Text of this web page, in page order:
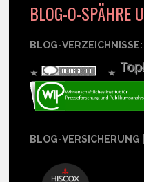
BLOG-O-SPÄHRE
BLOG-VERZEICHNISSE:
★ ★
BLOG-VERSICHERUNG